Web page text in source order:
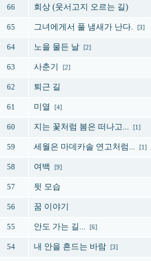
66 회상 (웃서고지 오르는 길)
65 그녀에게서 풀 냄새가 난다. [3]
64 노을 물든 날 [2]
63 사춘기 [2]
62 퇴근 길
61 미열 [4]
60 지는 꽃처럼 봄은 떠나고... [1]
59 세월은 마데카솔 연고처럼... [1]
58 여백 [9]
57 뒷 모습
56 꿈 이야기
55 안도 가는 길... [6]
54 내 안을 흔드는 바람 [3]